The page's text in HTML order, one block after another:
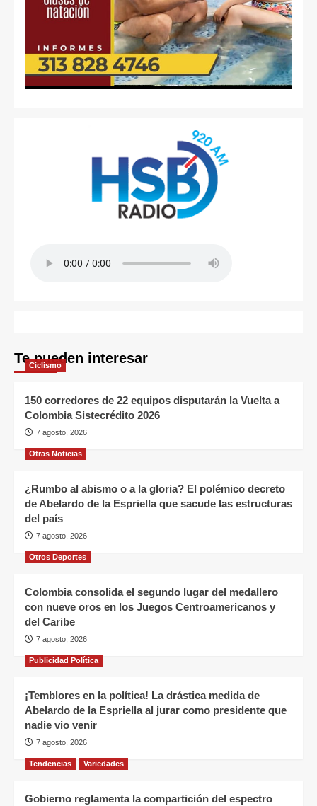
Te pueden interesar
Ciclismo
150 corredores de 22 equipos disputarán la Vuelta a
Colombia Sistecrédito 2026
7 agosto, 2026
Otras Noticias
¿Rumbo al abismo o a la gloria? El polémico decreto
de Abelardo de la Espriella que sacude las estructuras
del país
7 agosto, 2026
Otros Deportes
Colombia consolida el segundo lugar del medallero
con nueve oros en los Juegos Centroamericanos y
del Caribe
7 agosto, 2026
Publicidad Política
¡Temblores en la política! La drástica medida de
Abelardo de la Espriella al jurar como presidente que
nadie vio venir
7 agosto, 2026
Tendencias Variedades
Gobierno reglamenta la compartición del espectro